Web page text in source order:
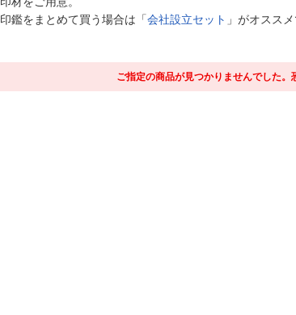
鑑をまとめて買う場合は「会社設立セット 」がオススメ
ご指定の商品が見つかりませんでした。